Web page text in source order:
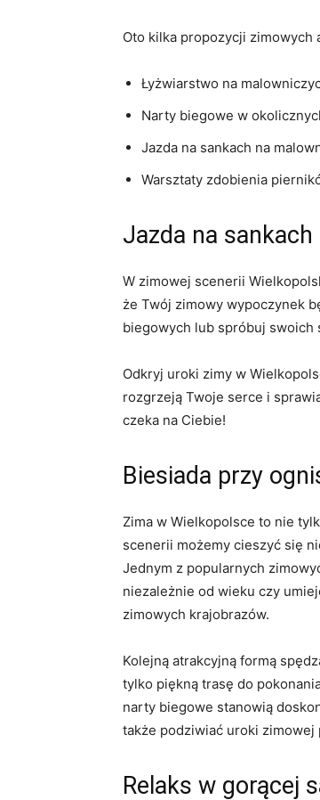
Oto kilka propozycji zimowych
Łyżwiarstwo na
Narty⁣ biegowe w
Jazda na⁢ sankach na​
Warsztaty‌ zdobienia
Jazda na
W zimowej scenerii
że Twój zimowy wypoczynek
biegowych lub spróbuj‍ swoich
Odkryj‍ uroki⁤ zimy w
rozgrzeją Twoje serce⁤ i
czeka na Ciebie!
Biesiada przy
Zima ⁣w ‌Wielkopolsce to nie
scenerii możemy ⁤cieszyć‍ się
⁢Jednym⁣ z‍ popularnych
niezależnie od wieku czy
zimowych ⁤krajobrazów.
Kolejną atrakcyjną formą
tylko piękną trasę do
narty biegowe stanowią
także podziwiać⁢ uroki zimowej
Relaks w gorącej